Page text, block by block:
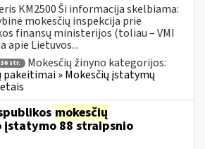
KM2500 Ši informacija skelbiama:
mokesčių inspekcija prie
finansų ministerijos (toliau – VMI
apie Lietuvos...
str.
Mokesčių žinyno kategorijos:
» Mokesčių įstatymų
mokesčių
88 straipsnio